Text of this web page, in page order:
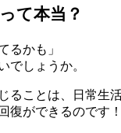
て本当？
るかも」
でしょうか。
ことは、日常生
復ができるのです！